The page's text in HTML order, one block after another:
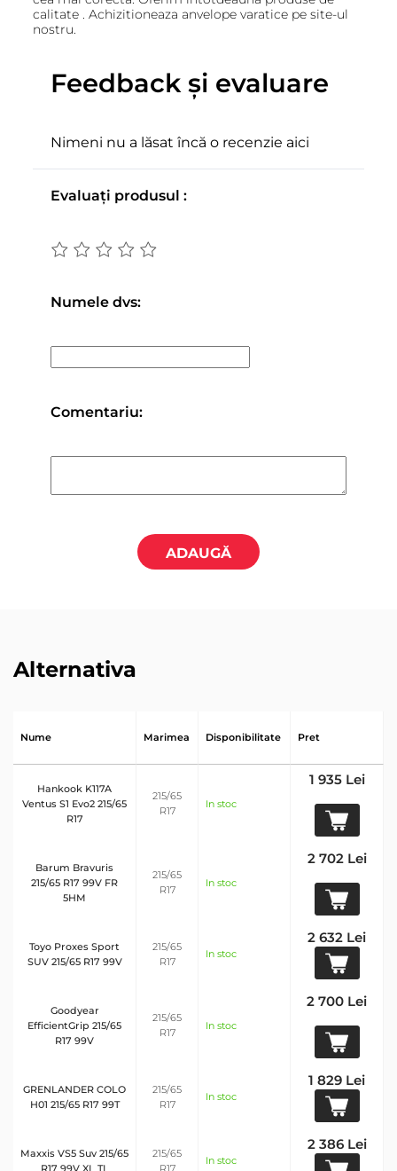
calitate . Achizitioneaza anvelope varatice pe site-ul
nostru.
Feedback și evaluare
Nimeni nu a lăsat încă o recenzie aici
Evaluați produsul :
Numele dvs:
Comentariu:
ADAUGĂ
Alternativa
Nume Marimea Disponibilitate Pret
Hankook K117A
Ventus S1 Evo2 215/65
R17
215/65
R17
In stoc
1 935 Lei
Barum Bravuris
215/65 R17 99V FR
5HM
215/65
R17
In stoc
2 702 Lei
Toyo Proxes Sport
SUV 215/65 R17 99V
215/65
R17
In stoc
2 632 Lei
Goodyear
EfficientGrip 215/65
R17 99V
215/65
R17
In stoc
2 700 Lei
GRENLANDER COLO
H01 215/65 R17 99T
215/65
R17
In stoc
1 829 Lei
Maxxis VS5 Suv 215/65
R17 99V XL TL
215/65
R17
In stoc
2 386 Lei